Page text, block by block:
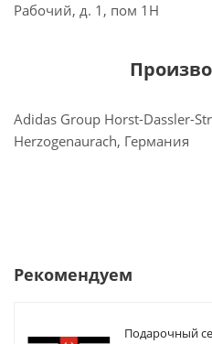
Рабочий, д. 1, пом 1Н
Adidas Group Horst-Dassler-
Herzogenaurach, Германия
Рекомендуем
Подарочный